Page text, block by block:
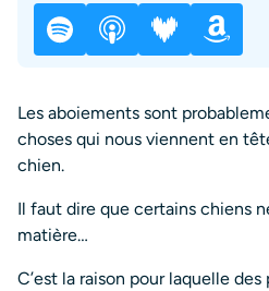
Les aboiements sont
choses qui nous viennent en
chien.
Il faut dire que certains chiens
matière…
C’est la raison pour laquelle